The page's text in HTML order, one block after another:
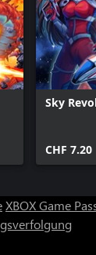
Sky
CHF 7.20
XBOX Game